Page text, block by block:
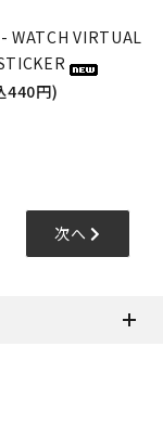
WATCH VIRTUAL
440円)
次へ